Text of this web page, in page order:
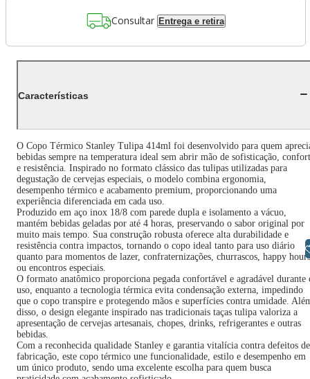
Consultar Entrega e retira
Características
O Copo Térmico Stanley Tulipa 414ml foi desenvolvido para quem
bebidas sempre na temperatura ideal sem abrir mão de sofisticação,
e resistência. Inspirado no formato clássico das tulipas utilizadas para
degustação de cervejas especiais, o modelo combina ergonomia,
desempenho térmico e acabamento premium, proporcionando uma
experiência diferenciada em cada uso.
Produzido em aço inox 18/8 com parede dupla e isolamento a vácuo,
mantém bebidas geladas por até 4 horas, preservando o sabor original por
muito mais tempo. Sua construção robusta oferece alta durabilidade e
resistência contra impactos, tornando o copo ideal tanto para uso diário
quanto para momentos de lazer, confraternizações, churrascos, happy hours
ou encontros especiais.
O formato anatômico proporciona pegada confortável e agradável durante
uso, enquanto a tecnologia térmica evita condensação externa, impedindo
que o copo transpire e protegendo mãos e superfícies contra umidade.
disso, o design elegante inspirado nas tradicionais taças tulipa valoriza a
apresentação de cervejas artesanais, chopes, drinks, refrigerantes e outras
bebidas.
Com a reconhecida qualidade Stanley e garantia vitalícia contra defeitos de
fabricação, este copo térmico une funcionalidade, estilo e desempenho em
um único produto, sendo uma excelente escolha para quem busca
Libras